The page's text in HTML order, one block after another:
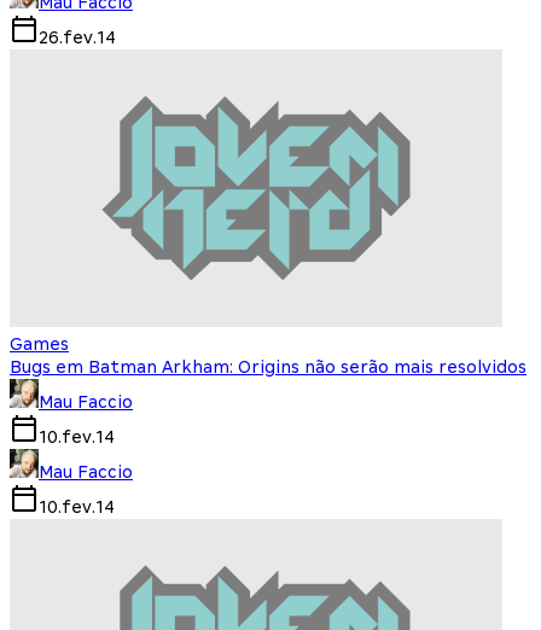
26.fev.14
Games
Bugs em Batman Arkham: Origins não serão mais resolvidos
Mau Faccio
10.fev.14
Mau Faccio
10.fev.14